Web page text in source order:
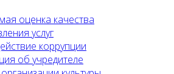
оценка качества
услуг
коррупции
об учредителе